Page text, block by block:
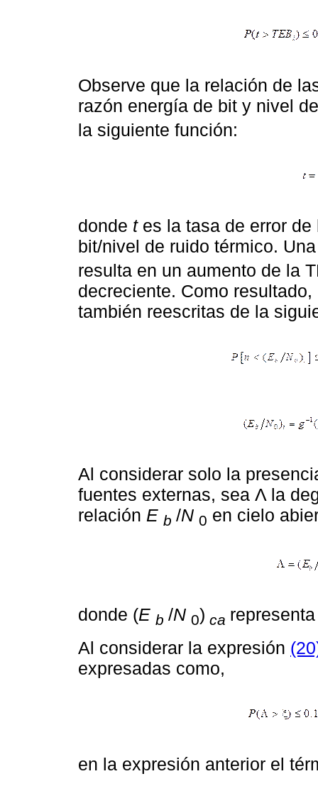
Observe que la relación de
razón energía de bit y nivel
la siguiente función:
donde tes la tasa de error de
bit/nivel de ruido térmico.
resulta en un aumento de la
decreciente. Como
también reescritas de la
Al considerar solo la
fuentes externas, sea Λ la
relación E b /N 0 en cielo
donde (E b /N 0) ca
Al considerar la expresión
expresadas como,
en la expresión anterior el